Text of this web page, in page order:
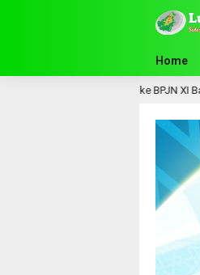
Home
Strategis ke BPJN XI Banjarmasin